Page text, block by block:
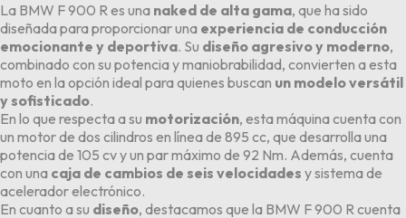
La BMW F 900 R es una naked de alta gama, que ha sido
diseñada para proporcionar una experiencia de conducción
emocionante y deportiva. Su diseño agresivo y moderno,
combinado con su potencia y maniobrabilidad, convierten a esta
moto en la opción ideal para quienes buscan un modelo versátil
y sofisticado.
En lo que respecta a su motorización, esta máquina cuenta con
un motor de dos cilindros en línea de 895 cc, que desarrolla una
potencia de 105 cv y un par máximo de 92 Nm. Además, cuenta
con una caja de cambios de seis velocidades y sistema de
acelerador electrónico.
En cuanto a su diseño, destacamos que la BMW F 900 R cuenta